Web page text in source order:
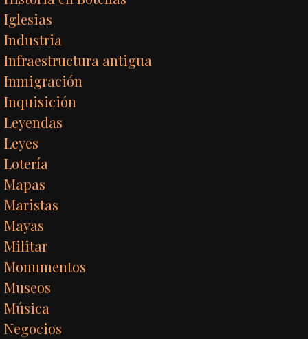
Iglesias
Industria
Infraestructura antigua
Inmigración
Inquisición
Leyendas
Leyes
Lotería
Mapas
Maristas
Mayas
Militar
Monumentos
Museos
Música
Negocios